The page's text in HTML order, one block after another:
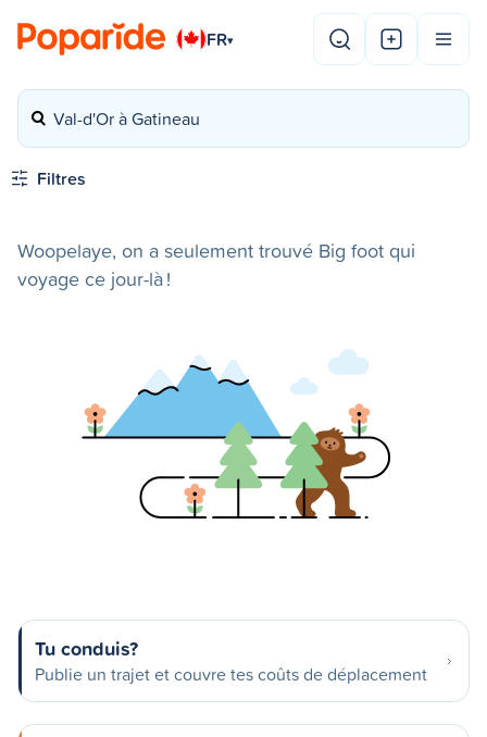
FR▾
Val-d'Or à Gatineau
Filtres
Woopelaye, on a seulement trouvé Big foot qui
voyage ce jour-là !
Tu conduis?
Publie un trajet et couvre tes coûts de déplacement